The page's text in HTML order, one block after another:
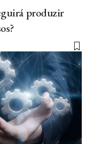
produzir